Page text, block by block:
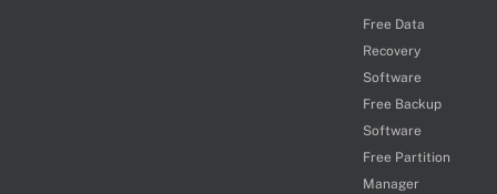
Free Data
Recovery
Software
Free Backup
Software
Free Partition
Manager